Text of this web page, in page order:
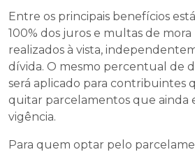
Entre os principais benefícios
100% dos juros e multas de
realizados à vista,
dívida. O mesmo percentual de
será aplicado para contribuintes
quitar parcelamentos que ainda
vigência.
Para quem optar pelo